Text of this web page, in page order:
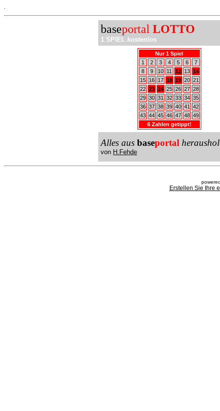
baseportal LOTTO
1 SPIEL kostenlos
Nur 1 Spiel
1
2 3 4 5 6
7
8
9 10 11 12 13 14
15
16 17 18 19 20 21
22 23 24 25 26 27 28
29 30 31 32 33 34 35
36 37 38 39 40 41
42
43 44 45 46 47 48 49
6 Zahlen getippt!
Alles aus baseportal
von H.Fehde
Erstellen Sie Ihre